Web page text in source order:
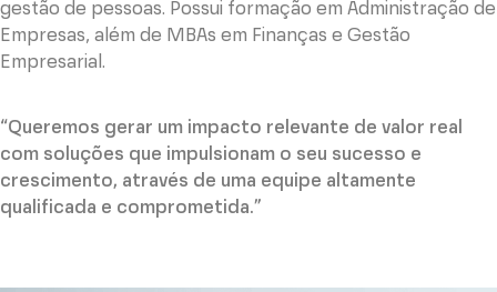
gestão de pessoas. Possui formação em Administração de
Empresas, além de MBAs em Finanças e Gestão
Empresarial.
“Queremos gerar um impacto relevante de valor real
com soluções que impulsionam o seu sucesso e
crescimento, através de uma equipe altamente
qualificada e comprometida.”